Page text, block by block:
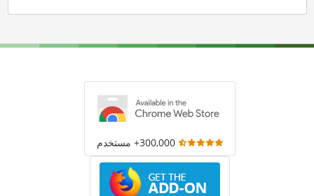
300,000+ مستخدم